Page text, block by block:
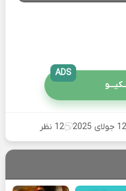
ADS
2025 12 نظر